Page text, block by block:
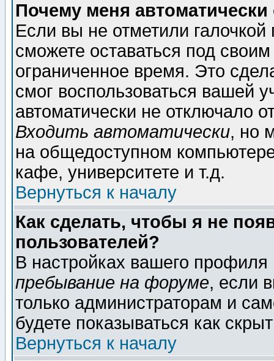
Почему меня автоматически
Если вы не отметили галочкой
сможете оставаться под
ограниченное время. Это
смог воспользоваться вашей
автоматически не отключало
Входить автоматически, но
на общедоступном
кафе, университете и т.д.
Вернуться к началу
Как сделать, чтобы я не
пользователей?
В настройках вашего
пребывание на форуме, если
только администраторам и
будете показываться как
Вернуться к началу